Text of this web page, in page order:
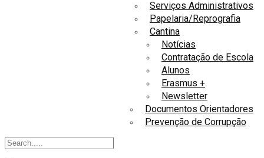
Serviços Administrativos
Papelaria/Reprografia
Cantina
Notícias
Contratação de Escola
Alunos
Erasmus +
Newsletter
Documentos Orientadores
Prevenção de Corrupção